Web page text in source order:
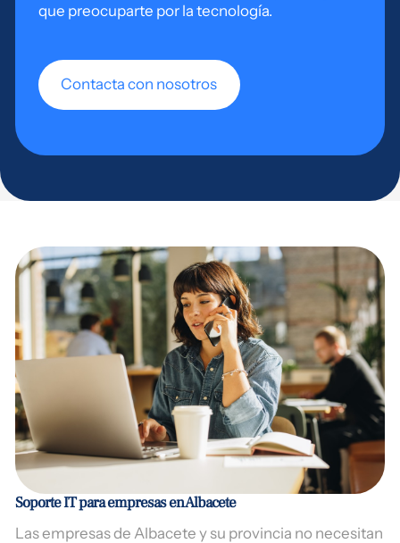
que preocuparte por la tecnología.
Contacta con nosotros
Soporte IT para empresas en Albacete
Las empresas de Albacete y su provincia no necesitan